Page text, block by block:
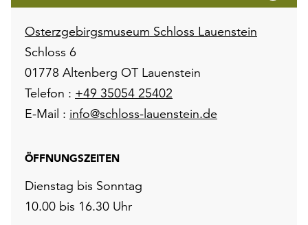
Osterzgebirgsmuseum Schloss Lauenstein
Schloss 6
01778 Altenberg OT Lauenstein
Telefon : +49 35054 25402
E-Mail : info@schloss-lauenstein.de
ÖFFNUNGSZEITEN
Dienstag bis Sonntag
10.00 bis 16.30 Uhr